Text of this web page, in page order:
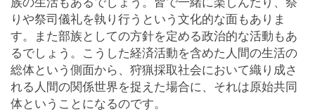
りや祭司儀礼を執り行うという文化的な面もありま
す。また部族としての方針を定める政治的な活動もあ
るでしょう。こうした経済活動を含めた人間の生活の
総体という側面から、狩猟採取社会において織り成さ
れる人間の関係世界を捉えた場合に、それは原始共同
体ということになるのです。